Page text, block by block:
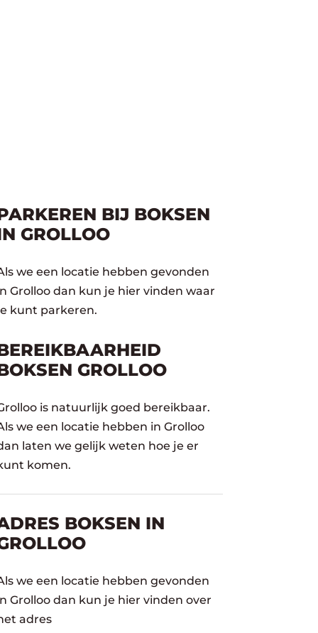
BIJ BOKSEN
GROLLOO
we een locatie hebben gevonden
Grolloo dan kun je hier vinden waar
kunt parkeren.
GROLLOO
is natuurlijk goed bereikbaar.
we een locatie hebben in Grolloo
laten we gelijk weten hoe je er
komen.
BOKSEN IN
we een locatie hebben gevonden
Grolloo dan kun je hier vinden over
adres